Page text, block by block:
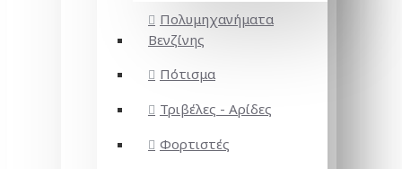
Πολυμηχανήματα
Βενζίνης
Πότισμα
Τριβέλες - Αρίδες
Φορτιστές